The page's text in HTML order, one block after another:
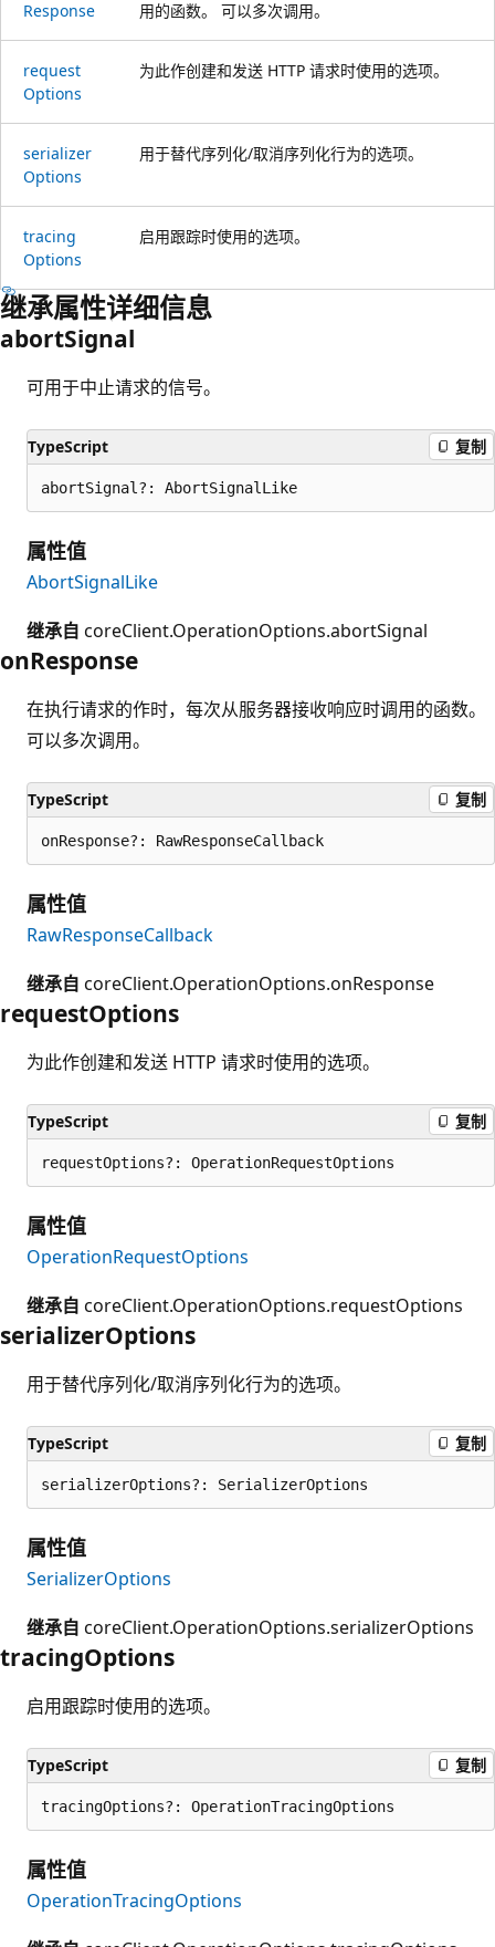
Response
用的函数。 可以多次调用。
request
Options
为此作创建和发送 HTTP 请求时使用的选项。
serializer
Options
用于替代序列化/取消序列化行为的选项。
tracing
Options
启用跟踪时使用的选项。
继承属性详细信息
abortSignal
可用于中止请求的信号。
TypeScript 复制
abortSignal?: AbortSignalLike
属性值
AbortSignalLike
继承自 coreClient.OperationOptions.abortSignal
onResponse
在执行请求的作时，每次从服务器接收响应时调用的函数。
可以多次调用。
TypeScript 复制
onResponse?: RawResponseCallback
属性值
RawResponseCallback
继承自 coreClient.OperationOptions.onResponse
requestOptions
为此作创建和发送 HTTP 请求时使用的选项。
TypeScript 复制
requestOptions?: OperationRequestOptions
属性值
OperationRequestOptions
继承自 coreClient.OperationOptions.requestOptions
serializerOptions
用于替代序列化/取消序列化行为的选项。
TypeScript 复制
serializerOptions?: SerializerOptions
属性值
SerializerOptions
继承自 coreClient.OperationOptions.serializerOptions
tracingOptions
启用跟踪时使用的选项。
TypeScript 复制
tracingOptions?: OperationTracingOptions
属性值
OperationTracingOptions